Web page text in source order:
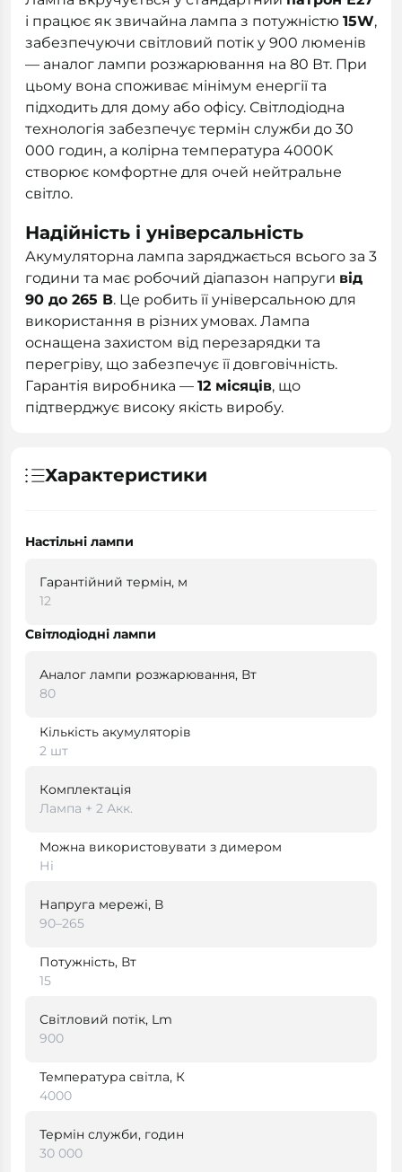
і працює як звичайна лампа з потужністю 15W,
забезпечуючи світловий потік у 900 люменів
— аналог лампи розжарювання на 80 Вт. При
цьому вона споживає мінімум енергії та
підходить для дому або офісу. Світлодіодна
технологія забезпечує термін служби до 30
000 годин, а колірна температура 4000K
створює комфортне для очей нейтральне
світло.
Надійність і універсальність
Акумуляторна лампа заряджається всього за 3
години та має робочий діапазон напруги від
90 до 265 В. Це робить її універсальною для
використання в різних умовах. Лампа
оснащена захистом від перезарядки та
перегріву, що забезпечує її довговічність.
Гарантія виробника — 12 місяців, що
підтверджує високу якість виробу.
Характеристики
Настільні лампи
Гарантійний термін, м
12
Світлодіодні лампи
Аналог лампи розжарювання, Вт
80
Кількість акумуляторів
2 шт
Комплектація
Лампа + 2 Акк.
Можна використовувати з димером
Ні
Напруга мережі, В
90–265
Потужність, Вт
15
Світловий потік, Lm
900
Температура світла, К
4000
Термін служби, годин
30 000